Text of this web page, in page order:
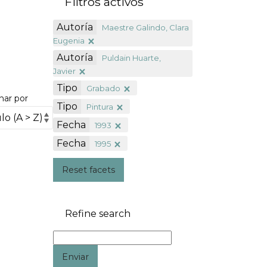
por
Autoría
Maestre Galindo, Clara
Eugenia
Autoría
Puldain Huarte,
Javier
Tipo Grabado
Tipo Pintura
Fecha 1993
Fecha 1995
Reset facets
Refine search
Enviar